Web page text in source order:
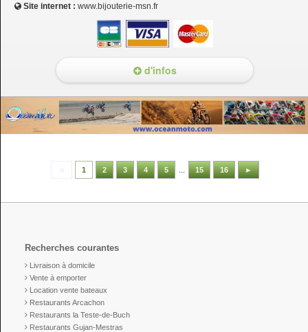
Site internet : www.bijouterie-msn.fr
d'infos
1 2 3 4 5 15 16 ►
Recherches courantes
Livraison à domicile
Vente à emporter
Location vente bateaux
Restaurants Arcachon
Restaurants la Teste-de-Buch
Restaurants Gujan-Mestras